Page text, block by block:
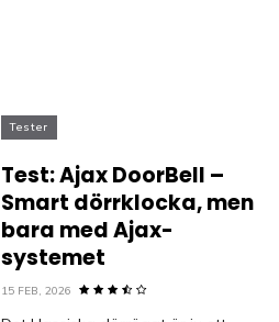
Tester
Test: Ajax DoorBell –
Smart dörrklocka, men
bara med Ajax-
systemet
15 FEB, 2026